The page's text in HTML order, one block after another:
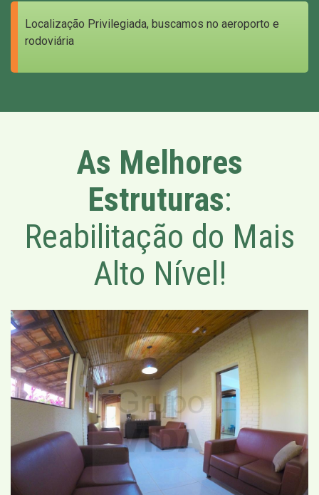
Localização Privilegiada, buscamos no aeroporto e
rodoviária
As Melhores
Estruturas:
Reabilitação do Mais
Alto Nível!